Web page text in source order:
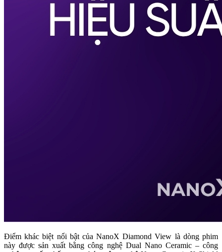
Điểm khác biệt nổi bật của NanoX Diamond View là dòng phim
này được sản xuất bằng công nghệ Dual Nano Ceramic – công